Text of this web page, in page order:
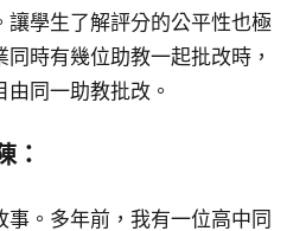
讓學生了解評分的公平性也極
時有幾位助教一起批改時，
同一助教批改。
：
事。多年前，我有一位高中同